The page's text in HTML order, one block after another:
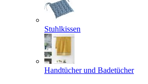
Stuhlkissen
Handtücher und Badetücher